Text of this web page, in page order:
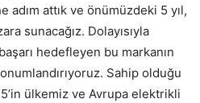
adım attık ve önümüzdeki 5 yıl,
sunacağız. Dolayısıyla
hedefleyen bu markanın
Sahip olduğu
ülkemiz ve Avrupa elektrikli